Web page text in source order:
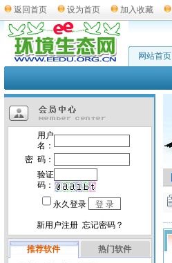
返回首页 设为首页 加入收藏
网站首页
推荐软件
热门软件